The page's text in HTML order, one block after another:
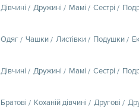
Дівчині Дружині Мамі Сестрі
Одяг Чашки Листівки Подушки
Дівчині Дружині Мамі Сестрі
Братові Коханій дівчині Другові